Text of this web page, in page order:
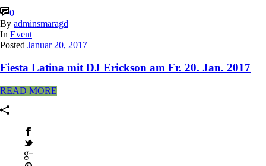
0
By adminsmaragd
In Event
Posted Januar 20, 2017
Fiesta Latina mit DJ Erickson am Fr. 20. Jan. 2017
READ MORE